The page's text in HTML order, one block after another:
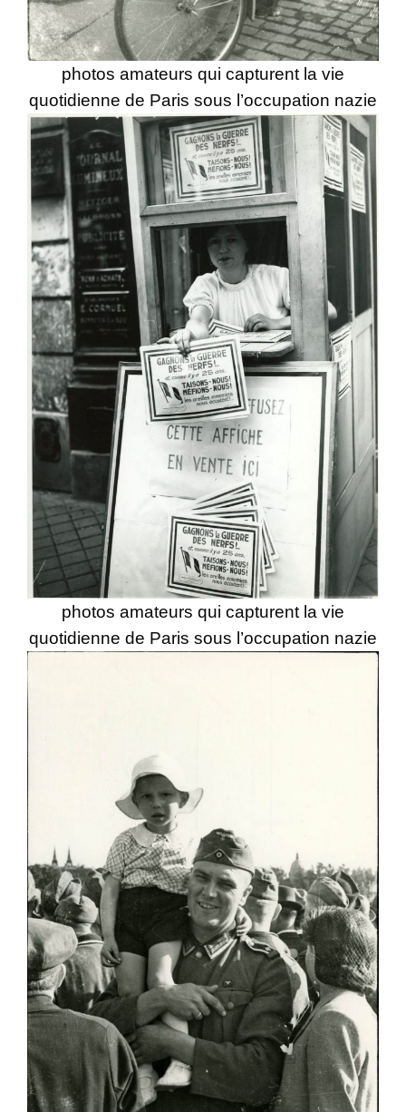
photos amateurs qui capturent la vie
quotidienne de Paris sous l’occupation nazie
photos amateurs qui capturent la vie
quotidienne de Paris sous l’occupation nazie